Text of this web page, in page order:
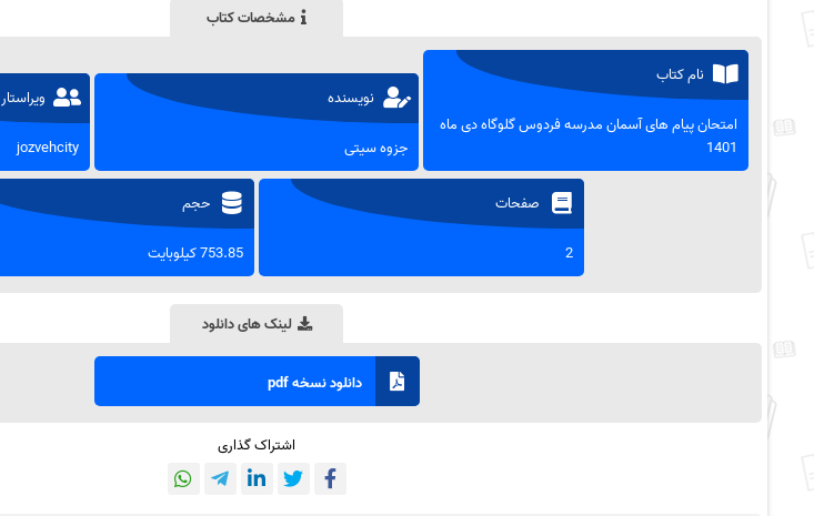
مشخصات کتاب
نام کتاب
امتحان پیام های آسمان مدرسه فردوس گلوگاه دی ماه
1401
نویسنده
جزوه سیتی
ویراستار
jozvehcity
صفحات
2
حجم
753.85 کیلوبایت
لینک های دانلود
دانلود نسخه pdf
اشتراک گذاری